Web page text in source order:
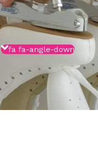
fa fa-angle-down